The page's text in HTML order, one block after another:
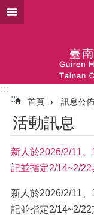
跳到主要內容區塊
:::
:::
首頁 訊息公佈
活動訊息
新人於2026/2/11
記並指定2/14~2/
新人於2026/2/11
記並指定2/14~2/22